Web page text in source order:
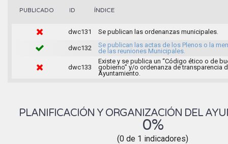
PUBLICADO ID ÍNDICE
dwc131 Se publican las ordenanzas municipales.
dwc132
Se publican las actas de los Plenos o la
de las reuniones Municipales.
dwc133
Existe y se publica un “Código ético o de
gobierno” y/o ordenanza de transparencia
Ayuntamiento.
PLANIFICACIÓN Y ORGANIZACIÓN DEL
0%
(0 de 1 indicadores)